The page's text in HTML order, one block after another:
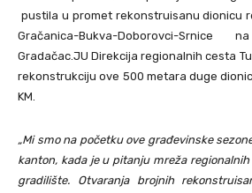
pustila u promet rekonstruisanu dionicu
Gračanica-Bukva-Doborovci-
Gradačac.JU Direkcija regionalnih cesta
rekonstrukciju ove 500 metara duge
KM.
„Mi smo na početku ove građevinske
kanton, kada je u pitanju mreža
gradilište. Otvaranja brojnih